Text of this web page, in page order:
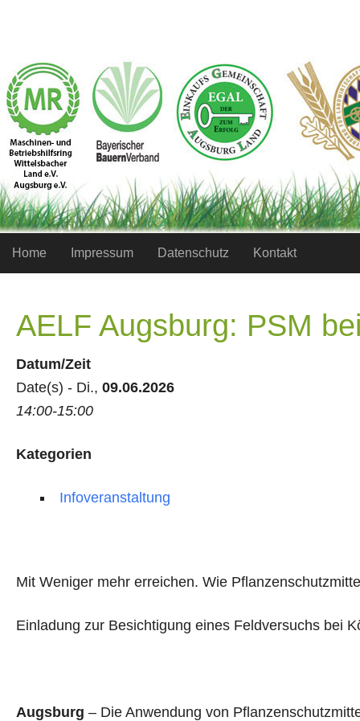
Home Impressum Datenschutz Kontakt
AELF Augsburg: PSM
Datum/Zeit
Date(s) - Di., 09.06.2026
14:00-15:00
Kategorien
Infoveranstaltung
Mit Weniger mehr erreichen. Wie
Einladung zur Besichtigung eines Feldversuchs bei
Augsburg – Die Anwendung von